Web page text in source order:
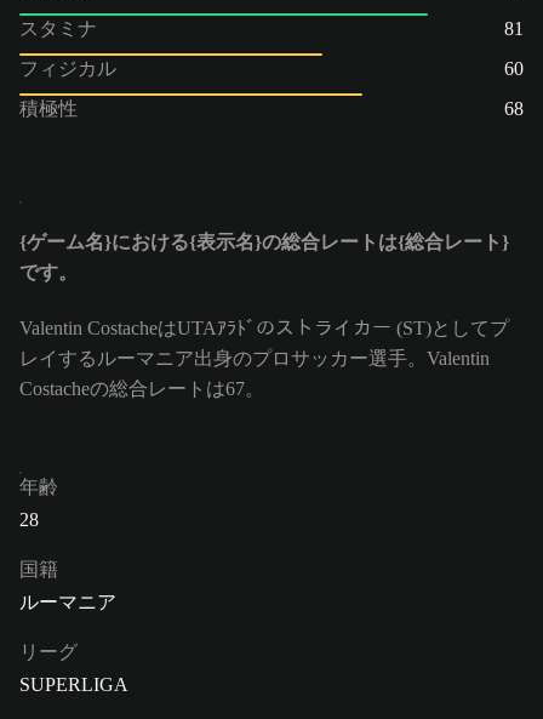
スタミナ
81
フィジカル
60
積極性
68
{ゲーム名}における{表示名}の総合レートは{総合レート}
です。
Valentin CostacheはUTAｱﾗﾄﾞのストライカー (ST)としてプ
レイするルーマニア出身のプロサッカー選手。Valentin
Costacheの総合レートは67。
年齢
28
国籍
ルーマニア
リーグ
SUPERLIGA